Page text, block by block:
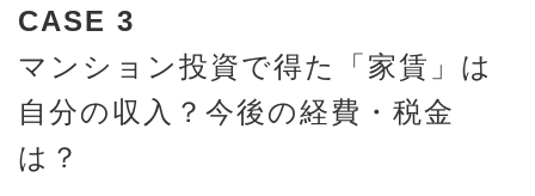
CASE 3
マンション投資で得た「家賃」は
自分の収入？今後の経費・税金
は？